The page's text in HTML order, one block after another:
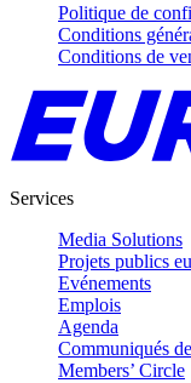
Politique de
Conditions
Conditions de
Services
Media Solutions
Projets publics
Evénements
Emplois
Agenda
Communiqués
Members’ Circle